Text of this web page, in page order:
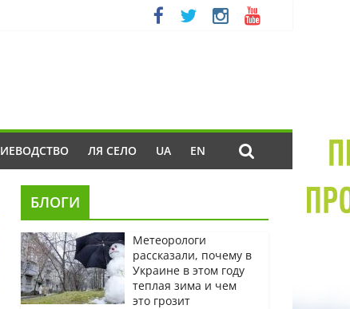
ЛЯ СЕЛО UA EN
БЛОГИ
Метеорологи
рассказали, почему в
Украине в этом году
теплая зима и чем
это грозит